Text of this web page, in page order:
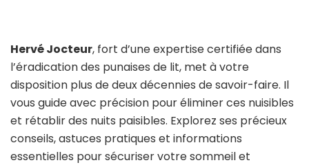
Hervé Jocteur, fort d’une expertise certifiée dans
l’éradication des punaises de lit, met à votre
disposition plus de deux décennies de savoir-faire. Il
vous guide avec précision pour éliminer ces nuisibles
et rétablir des nuits paisibles. Explorez ses précieux
conseils, astuces pratiques et informations
essentielles pour sécuriser votre sommeil et